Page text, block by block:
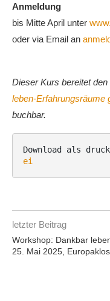
Anmeldung
bis Mitte April unter
oder via Email an
Dieser Kurs bereitet
leben-Erfahrungsräume
buchbar.
Download als
ei
letzter Beitrag
Workshop: Dankbar
25. Mai 2025,